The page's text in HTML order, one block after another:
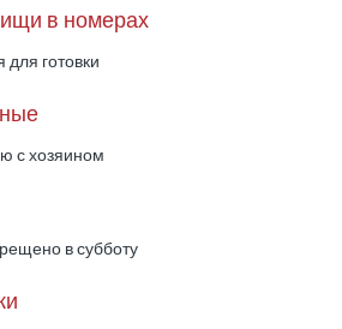
разместиться на Villa
вилле?
сьютов.
предусмотрено?
в номерах
готовки
с хозяином
в субботу